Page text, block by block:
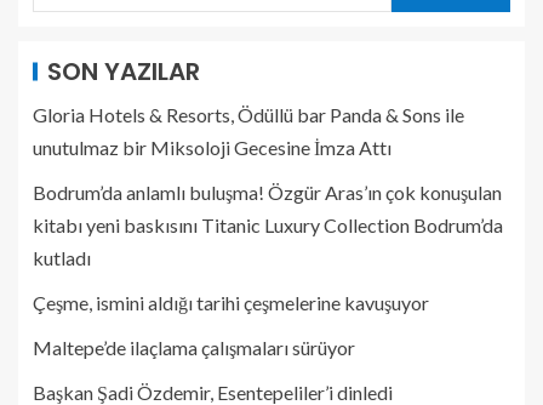
SON YAZILAR
Gloria Hotels & Resorts, Ödüllü bar Panda & Sons ile
unutulmaz bir Miksoloji Gecesine İmza Attı
Bodrum’da anlamlı buluşma! Özgür Aras’ın çok konuşulan
kitabı yeni baskısını Titanic Luxury Collection Bodrum’da
kutladı
Çeşme, ismini aldığı tarihi çeşmelerine kavuşuyor
Maltepe’de ilaçlama çalışmaları sürüyor
Başkan Şadi Özdemir, Esentepeliler’i dinledi